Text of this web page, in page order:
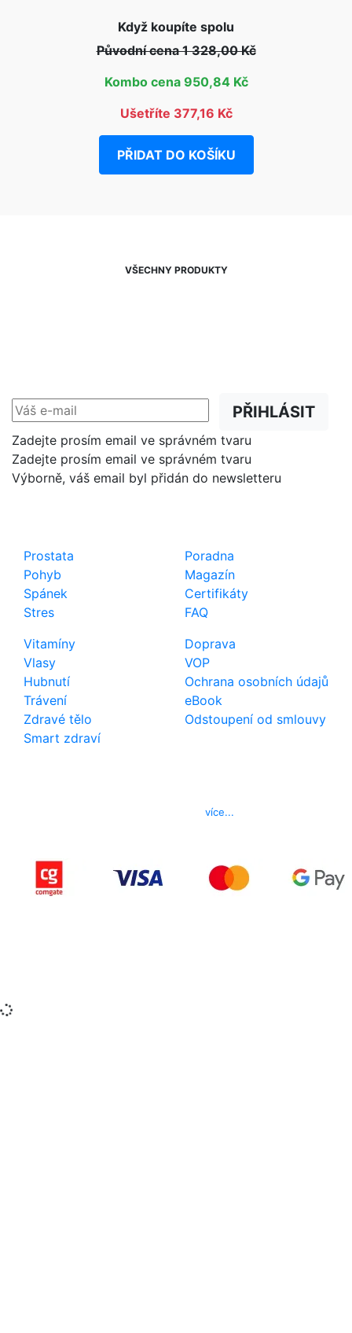
Když koupíte spolu
Původní cena 1 328,00 Kč
Kombo cena 950,84 Kč
Ušetříte 377,16 Kč
PŘIDAT DO KOŠÍKU
VŠECHNY PRODUKTY
PŘIHLÁSIT
Zadejte prosím email ve správném tvaru
Zadejte prosím email ve správném tvaru
Výborně, váš email byl přidán do newsletteru
Prostata
Pohyb
Spánek
Stres
Vitamíny
Vlasy
Hubnutí
Trávení
Zdravé tělo
Smart zdraví
Poradna
Magazín
Certifikáty
FAQ
Doprava
VOP
Ochrana osobních údajů
eBook
Odstoupení od smlouvy
více...